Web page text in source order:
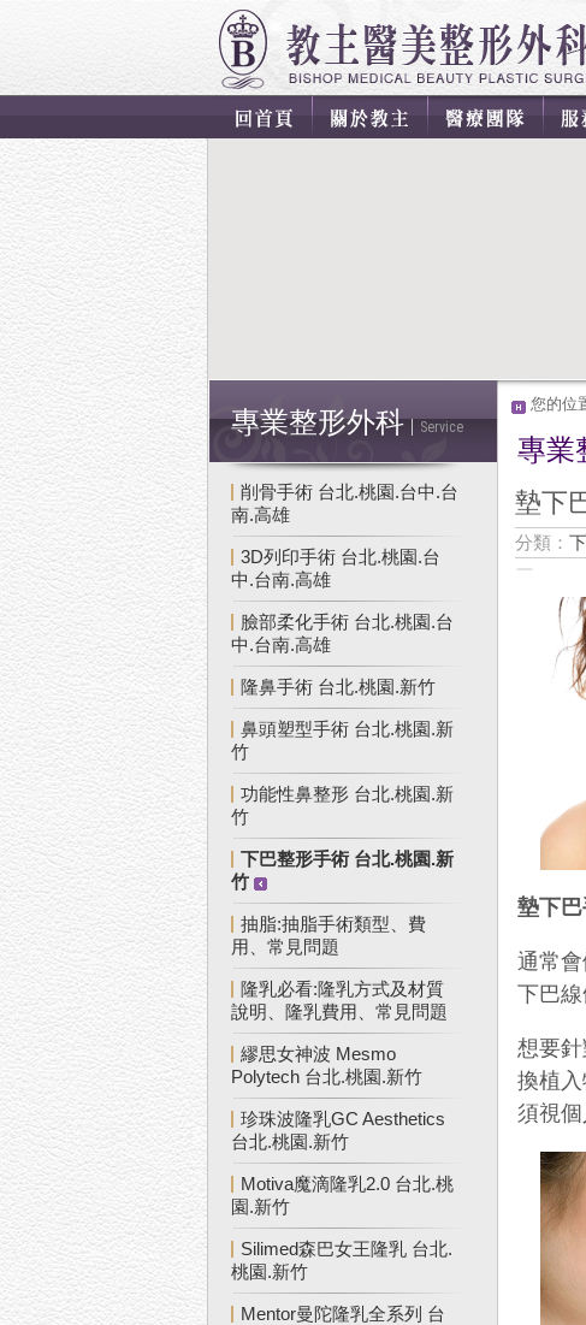
專業整形外科 Service
削骨手術 台北.桃園.台中.台
南.高雄
3D列印手術 台北.桃園.台
中.台南.高雄
臉部柔化手術 台北.桃園.台
中.台南.高雄
隆鼻手術 台北.桃園.新竹
鼻頭塑型手術 台北.桃園.新
竹
功能性鼻整形 台北.桃園.新
竹
下巴整形手術 台北.桃園.新
竹
抽脂:抽脂手術類型、費
用、常見問題
隆乳必看:隆乳方式及材質
說明、隆乳費用、常見問題
繆思女神波 Mesmo
Polytech 台北.桃園.新竹
珍珠波隆乳GC Aesthetics
台北.桃園.新竹
Motiva魔滴隆乳2.0 台北.桃
園.新竹
Silimed森巴女王隆乳 台北.
桃園.新竹
Mentor曼陀隆乳全系列 台
您的位
專業
墊下
分類：
墊下
通常
下巴線
想要
換植入
須視